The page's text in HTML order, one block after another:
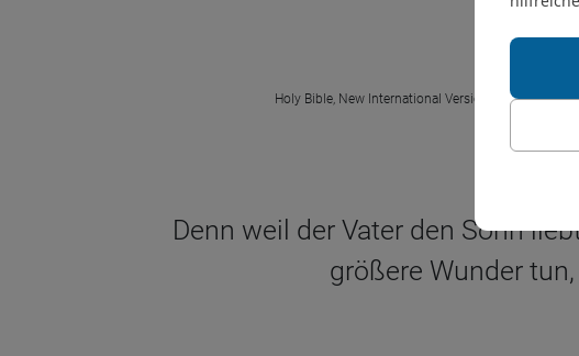
Holy Bible, New International Version ®
Denn weil der Vater den Sohn
größere Wunder